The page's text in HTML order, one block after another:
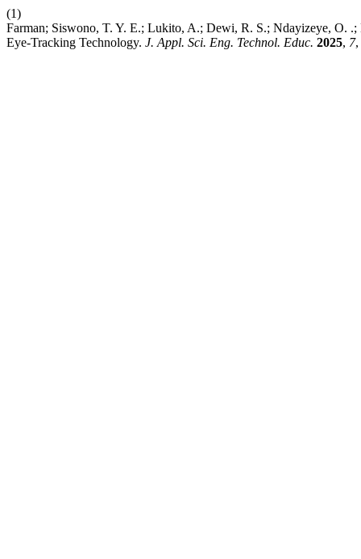
(1)
Farman; Siswono, T. Y. E.; Lukito, A.; Dewi, R. S.; Ndayizeye, O.
Eye-Tracking Technology. J. Appl. Sci. Eng. Technol. Educ. 2025, 7,